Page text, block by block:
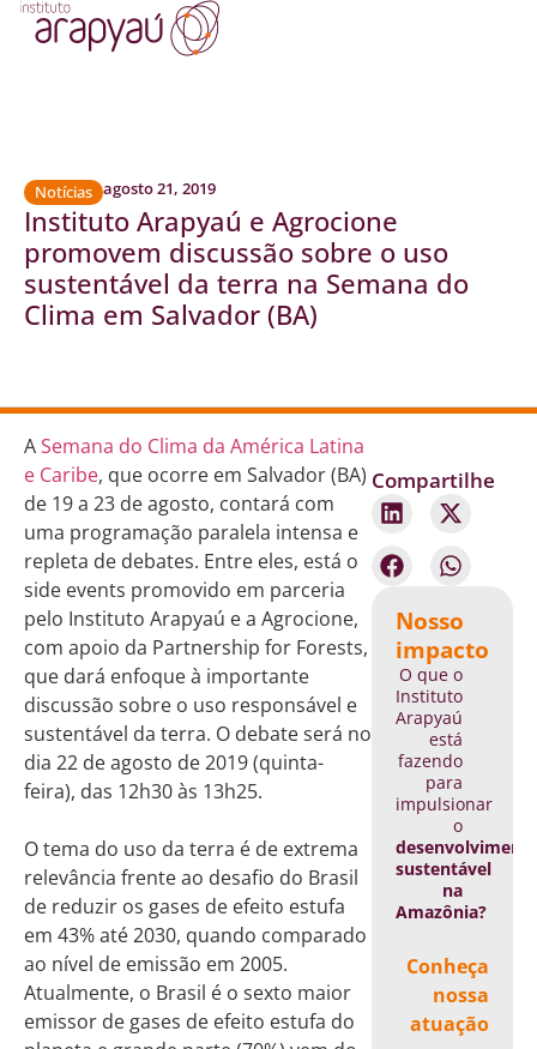
Notícias agosto 21, 2019
Instituto Arapyaú e Agrocione
promovem discussão sobre o uso
sustentável da terra na Semana do
Clima em Salvador (BA)
Compartilhe
Nosso
impacto
O que o
Instituto
Arapyaú
está
fazendo
para
impulsionar
o
sustentável
na
Amazônia?
Conheça
nossa
atuação
ASemana do Clima da América Latina
e Caribe, que ocorre em Salvador (BA)
de 19 a 23 de agosto, contará com
uma programação paralela intensa e
repleta de debates. Entre eles, está o
side events promovido em parceria
pelo Instituto Arapyaú e a Agrocione,
com apoio da Partnership for Forests,
que dará enfoque à importante
discussão sobre o uso responsável e
sustentável da terra. O debate será no
dia 22 de agosto de 2019 (quinta-
feira), das 12h30 às 13h25.
O tema do uso da terra é de extrema
relevância frente ao desafio do Brasil
de reduzir os gases de efeito estufa
em 43% até 2030, quando comparado
ao nível de emissão em 2005.
Atualmente, o Brasil é o sexto maior
emissor de gases de efeito estufa do